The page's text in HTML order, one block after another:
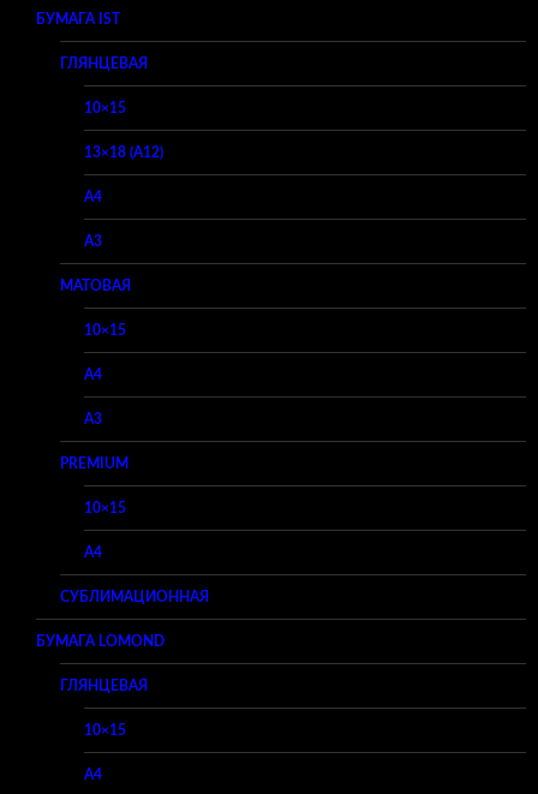
БУМАГА IST
ГЛЯНЦЕВАЯ
10×15
13×18 (A12)
A4
A3
МАТОВАЯ
10×15
A4
A3
PREMIUM
10×15
A4
СУБЛИМАЦИОННАЯ
БУМАГА LOMOND
ГЛЯНЦЕВАЯ
10×15
A4